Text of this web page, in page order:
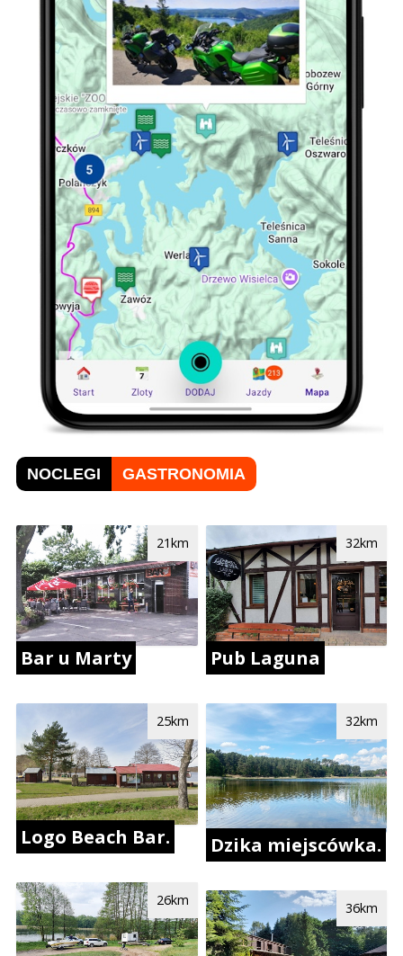
NOCLEGI GASTRONOMIA
Bar u Marty
21km
Logo Beach Bar.
25km
26km
Pub Laguna
32km
Dzika miejscówka.
32km
36km